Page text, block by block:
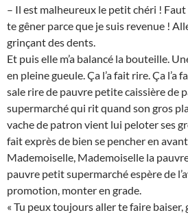
– Il est malheureux le petit chéri ! Faut
te gêner parce que je suis revenue !
grinçant des dents.
Et puis elle m’a balancé la bouteille.
en pleine gueule. Ça l’a fait rire. Ça l’a
sale rire de pauvre petite caissière de
supermarché qui rit quand son gros
vache de patron vient lui peloter ses
fait exprès de bien se pencher en
Mademoiselle, Mademoiselle la
pauvre petit supermarché espère de
promotion, monter en grade.
« Tu peux toujours aller te faire baiser,